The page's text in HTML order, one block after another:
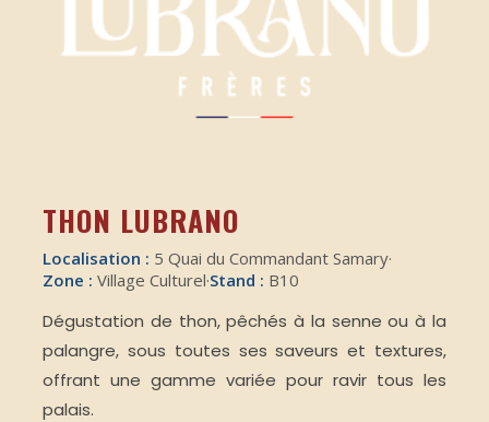
THON LUBRANO
Localisation : 5 Quai du Commandant Samary·
Zone : Village Culturel·Stand : B10
Dégustation de thon, pêchés à la senne ou à la
palangre, sous toutes ses saveurs et textures,
offrant une gamme variée pour ravir tous les
palais.